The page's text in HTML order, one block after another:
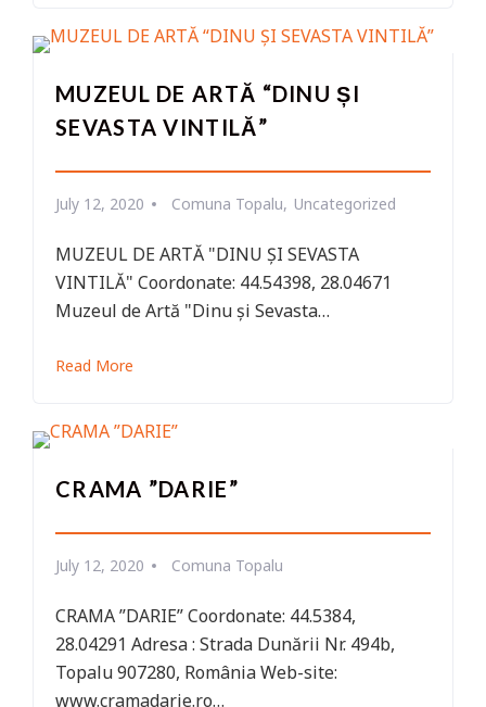
MUZEUL DE ARTĂ “DINU ȘI
SEVASTA VINTILĂ”
July 12, 2020 Comuna Topalu Uncategorized
MUZEUL DE ARTĂ "DINU ȘI SEVASTA
VINTILĂ" Coordonate: 44.54398, 28.04671
Muzeul de Artă "Dinu și Sevasta…
Read More
CRAMA ”DARIE”
July 12, 2020 Comuna Topalu
CRAMA ”DARIE” Coordonate: 44.5384,
28.04291 Adresa : Strada Dunării Nr. 494b,
Topalu 907280, România Web-site:
www.cramadarie.ro…